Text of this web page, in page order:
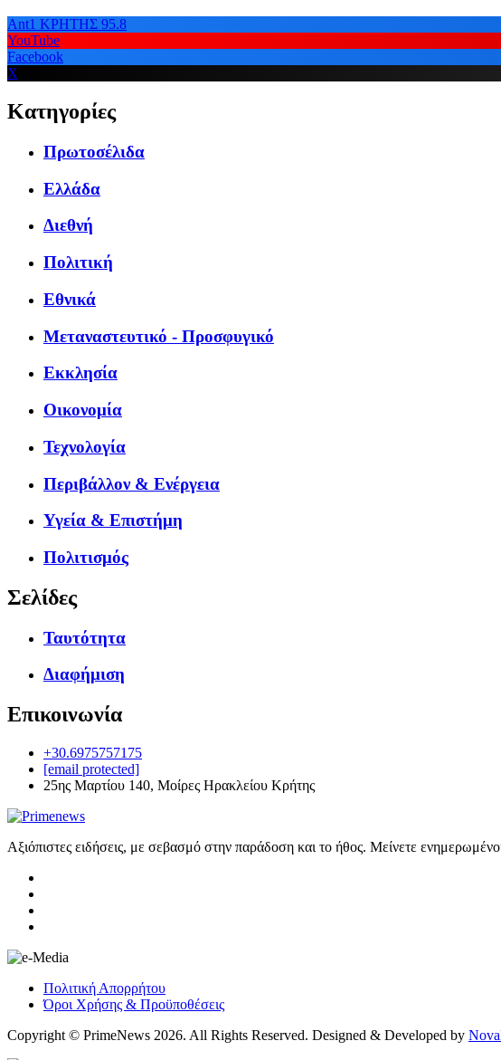
Ant1 ΚΡΗΤΗΣ 95.8
YouTube
Facebook
X
Κατηγορίες
Πρωτοσέλιδα
Ελλάδα
Διεθνή
Πολιτική
Εθνικά
Μεταναστευτικό - Προσφυγικό
Εκκλησία
Οικονομία
Τεχνολογία
Περιβάλλον & Ενέργεια
Υγεία & Επιστήμη
Πολιτισμός
Σελίδες
Ταυτότητα
Διαφήμιση
Επικοινωνία
+30.6975757175
[email protected]
25ης Μαρτίου 140, Μοίρες Ηρακλείου Κρήτης
Αξιόπιστες ειδήσεις, με σεβασμό στην παράδοση και το ήθος. Μείνετε
Πολιτική Απορρήτου
Όροι Χρήσης & Προϋποθέσεις
Copyright © PrimeNews 2026. All Rights Reserved. Designed & Developed by